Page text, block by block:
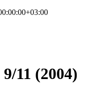
11 (2004)